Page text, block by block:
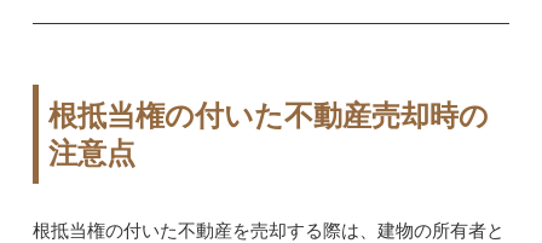
根抵当権の付いた不動産売却時の
注意点
根抵当権の付いた不動産を売却する際は、建物の所有者と